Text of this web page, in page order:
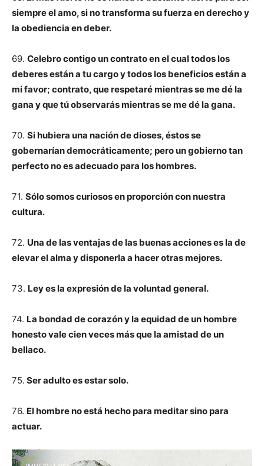
siempre el amo, si no transforma su fuerza en derecho y
la obediencia en deber.
69. Celebro contigo un contrato en el cual todos los
deberes están a tu cargo y todos los beneficios están a
mi favor; contrato, que respetaré mientras se me dé la
gana y que tú observarás mientras se me dé la gana.
70. Si hubiera una nación de dioses, éstos se
gobernarían democráticamente; pero un gobierno tan
perfecto no es adecuado para los hombres.
71. Sólo somos curiosos en proporción con nuestra
cultura.
72. Una de las ventajas de las buenas acciones es la de
elevar el alma y disponerla a hacer otras mejores.
73. Ley es la expresión de la voluntad general.
74. La bondad de corazón y la equidad de un hombre
honesto vale cien veces más que la amistad de un
bellaco.
75. Ser adulto es estar solo.
76. El hombre no está hecho para meditar sino para
actuar.